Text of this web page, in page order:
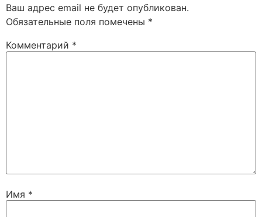
Ваш адрес email не будет опубликован.
Обязательные поля помечены *
Комментарий *
Имя *